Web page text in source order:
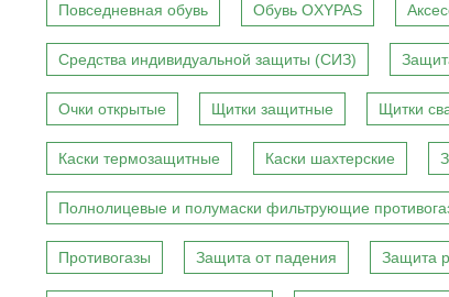
Повседневная обувь Обувь OXYPAS
Средства индивидуальной защиты (СИЗ)
Очки открытые Щитки защитные Щитки
Каски термозащитные Каски шахтерские
Полнолицевые и полумаски фильтрующие
Противогазы Защита от падения Защита